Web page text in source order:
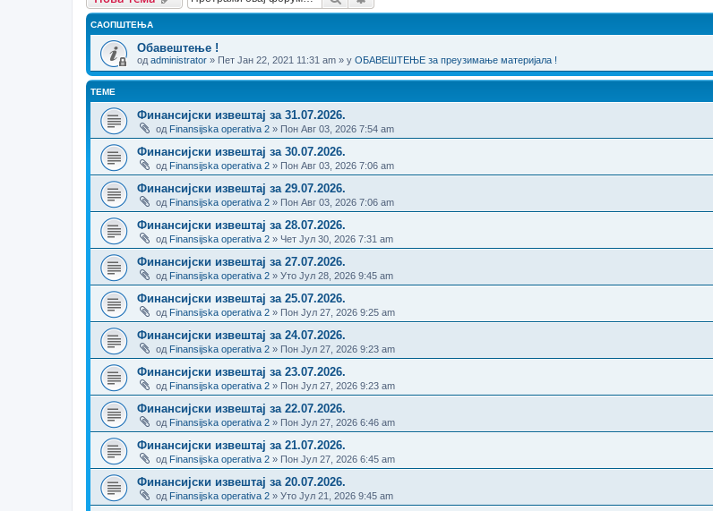
САОПШТЕЊА
Обавештење !
од administrator » Пет Јан 22, 2021 11:31 am » у ОБАВЕШТЕЊЕ за преузимање материјала !
ТЕМЕ
Финансијски извештај за 31.07.2026.
од Finansijska operativa 2 » Пон Авг 03, 2026 7:54 am
Финансијски извештај за 30.07.2026.
од Finansijska operativa 2 » Пон Авг 03, 2026 7:06 am
Финансијски извештај за 29.07.2026.
од Finansijska operativa 2 » Пон Авг 03, 2026 7:06 am
Финансијски извештај за 28.07.2026.
од Finansijska operativa 2 » Чет Јул 30, 2026 7:31 am
Финансијски извештај за 27.07.2026.
од Finansijska operativa 2 » Уто Јул 28, 2026 9:45 am
Финансијски извештај за 25.07.2026.
од Finansijska operativa 2 » Пон Јул 27, 2026 9:25 am
Финансијски извештај за 24.07.2026.
од Finansijska operativa 2 » Пон Јул 27, 2026 9:23 am
Финансијски извештај за 23.07.2026.
од Finansijska operativa 2 » Пон Јул 27, 2026 9:23 am
Финансијски извештај за 22.07.2026.
од Finansijska operativa 2 » Пон Јул 27, 2026 6:46 am
Финансијски извештај за 21.07.2026.
од Finansijska operativa 2 » Пон Јул 27, 2026 6:45 am
Финансијски извештај за 20.07.2026.
од Finansijska operativa 2 » Уто Јул 21, 2026 9:45 am